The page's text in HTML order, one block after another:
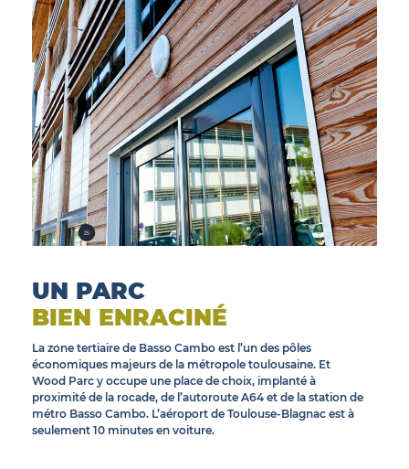
UN PARC
BIEN ENRACINÉ
La zone tertiaire de Basso Cambo est l’un des pôles
économiques majeurs de la métropole toulousaine. Et
Wood Parc y occupe une place de choix, implanté à
proximité de la rocade, de l’autoroute A64 et de la station de
métro Basso Cambo. L’aéroport de Toulouse-Blagnac est à
seulement 10 minutes en voiture.